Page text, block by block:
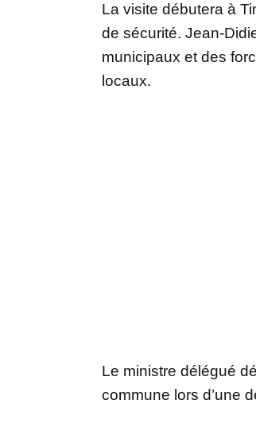
La visite débutera à
de sécurité. Jean-
municipaux et des
locaux.
Le ministre délégué
commune lors d’une